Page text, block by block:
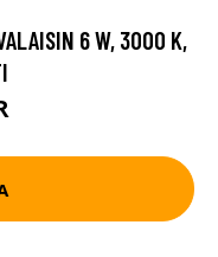
6 W, 3000 K,